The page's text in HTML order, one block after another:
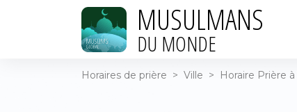
MUSULMANS
DU MONDE
Horaires de prière > Ville > Horaire Prière